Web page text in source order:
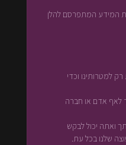
המידע המתפרסם להלן
למטרותינו וכדי
לאף אדם או חברה
ואתה יכול לבקש
שלנו בכל עת.